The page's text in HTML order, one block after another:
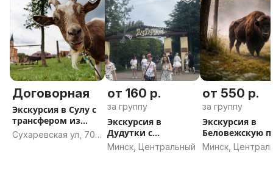
Договорная
Экскурсия в Сулу с
трансфером из
Минска
Сухаревская ул, 70,
от 160 р.
за группу
Экскурсия в
Дудутки с
трансфером из
Минска
Минск, Центральный
от 550 р.
за группу
Экскурсия в
Беловежскую
с трансфером
Минска
Минск,